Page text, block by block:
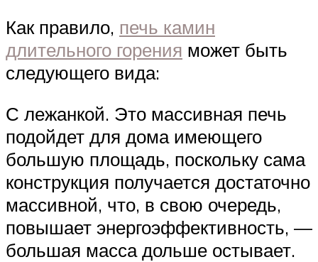
Как правило, печь камин
длительного горения может быть
следующего вида:
С лежанкой. Это массивная печь
подойдет для дома имеющего
большую площадь, поскольку сама
конструкция получается достаточно
массивной, что, в свою очередь,
повышает энергоэффективность, —
большая масса дольше остывает.